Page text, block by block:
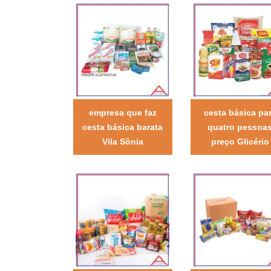
empresa que faz
cesta básica barata
Vila Sônia
cesta básica
quatro
preço Glicério